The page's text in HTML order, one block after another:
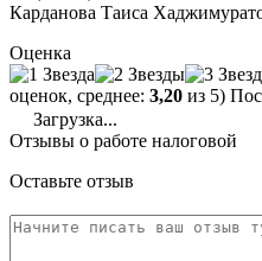
Карданова Таиса
Оценка
оценок, среднее: 3,20 из 5)
Загрузка...
Отзывы о работе налоговой
Оставьте отзыв